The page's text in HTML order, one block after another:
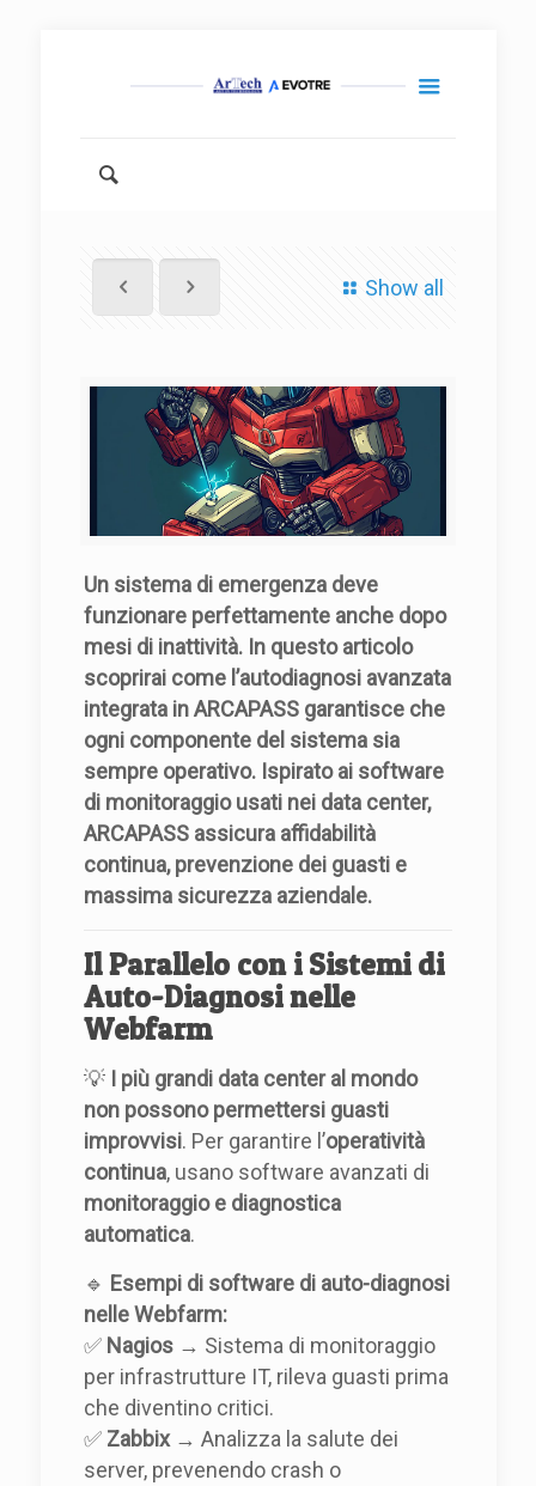
Show all
Un sistema di emergenza deve
funzionare perfettamente anche dopo
mesi di inattività. In questo articolo
scoprirai come l’autodiagnosi avanzata
integrata in ARCAPASS garantisce che
ogni componente del sistema sia
sempre operativo. Ispirato ai software
di monitoraggio usati nei data center,
ARCAPASS assicura affidabilità
continua, prevenzione dei guasti e
massima sicurezza aziendale.
Il Parallelo con i Sistemi di
Auto-Diagnosi nelle
Webfarm
💡 I più grandi data center al mondo
non possono permettersi guasti
improvvisi. Per garantire l’operatività
continua, usano software avanzati di
monitoraggio e diagnostica
automatica.
🔹 Esempi di software di auto-diagnosi
nelle Webfarm:
✅ Nagios → Sistema di monitoraggio
per infrastrutture IT, rileva guasti prima
che diventino critici.
✅ Zabbix→ Analizza la salute dei
server, prevenendo crash o